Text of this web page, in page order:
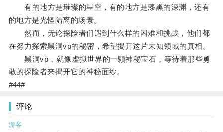
有的地方是璀璨的星空，有的地方是漆黑的深渊，还有
的地方是光怪陆离的场景。
然而，无论探险者们遇到什么样的困难和挑战，他们都
在努力探索黑洞vp的秘密，希望揭开这片未知领域的真相。
黑洞vp，就像虚拟世界的一颗神秘宝石，等待着那些勇
敢的探险者来揭开它的神秘面纱。
#44#
评论
游客